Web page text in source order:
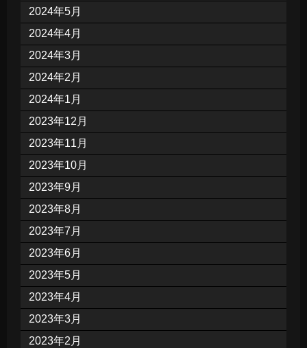
2024年5月
2024年4月
2024年3月
2024年2月
2024年1月
2023年12月
2023年11月
2023年10月
2023年9月
2023年8月
2023年7月
2023年6月
2023年5月
2023年4月
2023年3月
2023年2月